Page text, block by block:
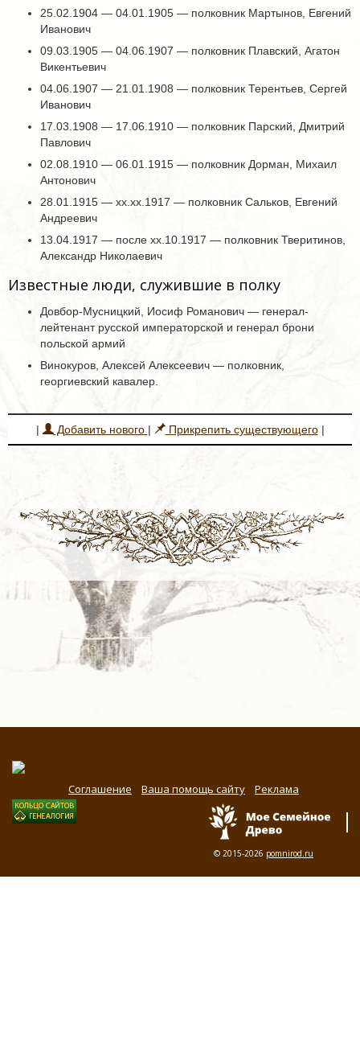
25.02.1904 — 04.01.1905 — полковник Мартынов, Евгений
Иванович
09.03.1905 — 04.06.1907 — полковник Плавский, Агатон
Викентьевич
04.06.1907 — 21.01.1908 — полковник Терентьев, Сергей
Иванович
17.03.1908 — 17.06.1910 — полковник Парский, Дмитрий
Павлович
02.08.1910 — 06.01.1915 — полковник Дорман, Михаил
Антонович
28.01.1915 — хх.хх.1917 — полковник Сальков, Евгений
Андреевич
13.04.1917 — после хх.10.1917 — полковник Тверитинов,
Александр Николаевич
Известные люди, служившие в полку
Довбор-Мусницкий, Иосиф Романович — генерал-
лейтенант русской императорской и генерал брони
польской армий
Винокуров, Алексей Алексеевич — полковник,
георгиевский кавалер.
| Добавить нового | Прикрепить существующего|
Соглашение Ваша помощь сайту Реклама
© 2015-2026 pomnirod.ru